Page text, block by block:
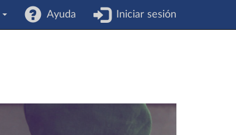
Ayuda Iniciar sesión